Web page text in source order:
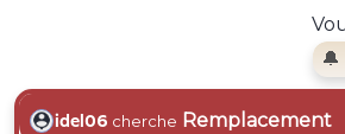
🔔
idel06 cherche Remplacement